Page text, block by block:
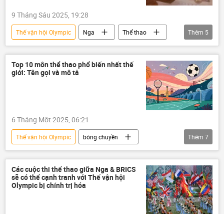
9 Tháng Sáu 2025, 19:28
Thế vận hội Olympic Nga
Thể thao
Chính trị
Thế giới
Vladimir Putin
quan hệ
quan hệ quốc tế
Thêm 5
Top 10 môn thể thao phổ biến nhất thế
giới: Tên gọi và mô tả
6 Tháng Một 2025, 06:21
Thế vận hội Olympic
bóng chuyền
Thể thao
Thế giới
bóng đá
bóng rổ
quần vợt
sân golf
boxing
Thêm 7
Các cuộc thi thể thao giữa Nga & BRICS
sẽ có thể cạnh tranh với Thế vận hội
Olympic bị chính trị hóa